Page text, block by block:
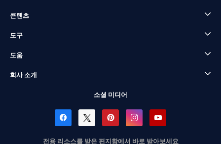
콘텐츠
도구
도움
회사 소개
소셜 미디어
전용 리소스를 받은 편지함에서 바로 받아보세요